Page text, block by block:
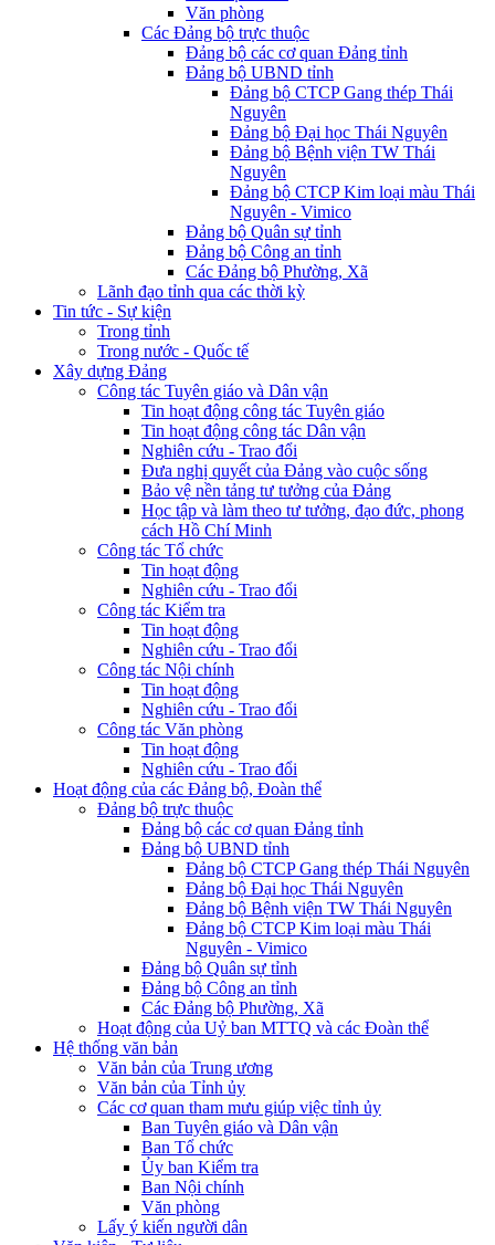
Văn phòng
Các Đảng bộ trực thuộc
Đảng bộ các cơ quan Đảng tỉnh
Đảng bộ UBND tỉnh
Đảng bộ CTCP Gang thép Thái
Nguyên
Đảng bộ Đại học Thái Nguyên
Đảng bộ Bệnh viện TW Thái
Nguyên
Đảng bộ CTCP Kim loại màu Thái
Nguyên - Vimico
Đảng bộ Quân sự tỉnh
Đảng bộ Công an tỉnh
Các Đảng bộ Phường, Xã
Lãnh đạo tỉnh qua các thời kỳ
Tin tức - Sự kiện
Trong tỉnh
Trong nước - Quốc tế
Xây dựng Đảng
Công tác Tuyên giáo và Dân vận
Tin hoạt động công tác Tuyên giáo
Tin hoạt động công tác Dân vận
Nghiên cứu - Trao đổi
Đưa nghị quyết của Đảng vào cuộc sống
Bảo vệ nền tảng tư tưởng của Đảng
Học tập và làm theo tư tưởng, đạo đức, phong
cách Hồ Chí Minh
Công tác Tổ chức
Tin hoạt động
Nghiên cứu - Trao đổi
Công tác Kiểm tra
Tin hoạt động
Nghiên cứu - Trao đổi
Công tác Nội chính
Tin hoạt động
Nghiên cứu - Trao đổi
Công tác Văn phòng
Tin hoạt động
Nghiên cứu - Trao đổi
Hoạt động của các Đảng bộ, Đoàn thể
Đảng bộ trực thuộc
Đảng bộ các cơ quan Đảng tỉnh
Đảng bộ UBND tỉnh
Đảng bộ CTCP Gang thép Thái Nguyên
Đảng bộ Đại học Thái Nguyên
Đảng bộ Bệnh viện TW Thái Nguyên
Đảng bộ CTCP Kim loại màu Thái
Nguyên - Vimico
Đảng bộ Quân sự tỉnh
Đảng bộ Công an tỉnh
Các Đảng bộ Phường, Xã
Hoạt động của Uỷ ban MTTQ và các Đoàn thể
Hệ thống văn bản
Văn bản của Trung ương
Văn bản của Tỉnh ủy
Các cơ quan tham mưu giúp việc tỉnh ủy
Ban Tuyên giáo và Dân vận
Ban Tổ chức
Ủy ban Kiểm tra
Ban Nội chính
Văn phòng
Lấy ý kiến người dân